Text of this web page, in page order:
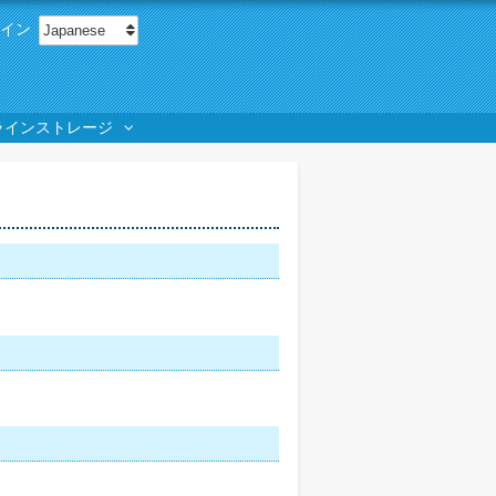
ン Select your language
インストレージ